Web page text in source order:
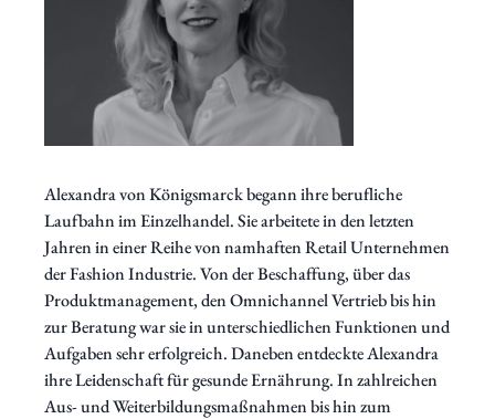
Alexandra von Königsmarck begann ihre berufliche
Laufbahn im Einzelhandel. Sie arbeitete in den letzten
Jahren in einer Reihe von namhaften Retail Unternehmen
der Fashion Industrie. Von der Beschaffung, über das
Produktmanagement, den Omnichannel Vertrieb bis hin
zur Beratung war sie in unterschiedlichen Funktionen und
Aufgaben sehr erfolgreich. Daneben entdeckte Alexandra
ihre Leidenschaft für gesunde Ernährung. In zahlreichen
Aus- und Weiterbildungsmaßnahmen bis hin zum